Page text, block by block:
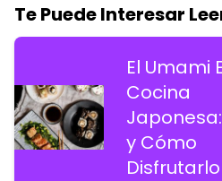
Te Puede Interesar
El Umami
Cocina
y Cómo
Disfrutarlo